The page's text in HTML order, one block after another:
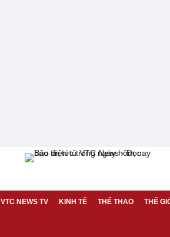
VTC NEWS TV KINH TẾ THỂ THAO THẾ